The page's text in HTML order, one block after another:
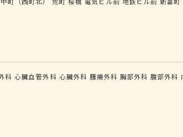
科 心臓血管外科 心臓外科 腫瘍外科 胸部外科 腹部外科